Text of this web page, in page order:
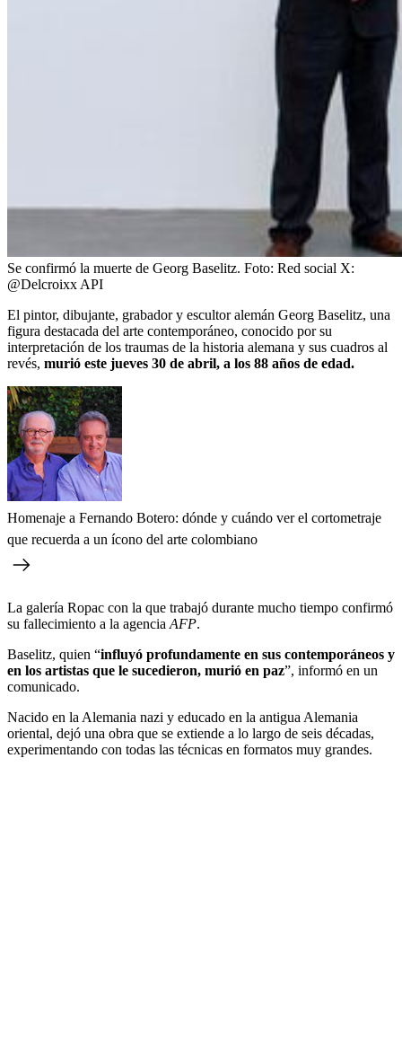
Se confirmó la muerte de Georg Baselitz. Foto: Red social X:
@Delcroixx API
El pintor, dibujante, grabador y escultor alemán Georg Baselitz, una
figura destacada del arte contemporáneo, conocido por su
interpretación de los traumas de la historia alemana y sus cuadros al
revés, murió este jueves 30 de abril, a los 88 años de edad.
Homenaje a Fernando Botero: dónde y cuándo ver el cortometraje
que recuerda a un ícono del arte colombiano
La galería Ropac con la que trabajó durante mucho tiempo confirmó
su fallecimiento a la agenciaAFP.
Baselitz, quien “influyó profundamente en sus contemporáneos y
en los artistas que le sucedieron, murió en paz”, informó en un
comunicado.
Nacido en la Alemania nazi y educado en la antigua Alemania
oriental, dejó una obra que se extiende a lo largo de seis décadas,
experimentando con todas las técnicas en formatos muy grandes.